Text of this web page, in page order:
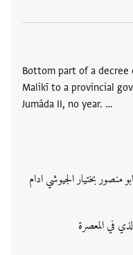
Bottom part of a
Malikī to a provincial
Jumāda II, no year. …
منصور بختيار الجيوشي ادام
في المعصرة